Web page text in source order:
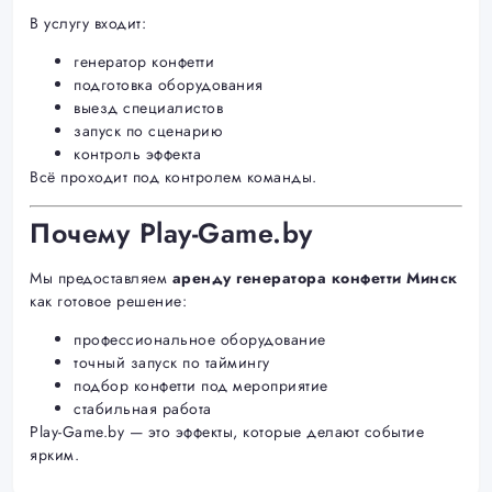
В услугу входит:
генератор конфетти
подготовка оборудования
выезд специалистов
запуск по сценарию
контроль эффекта
Всё проходит под контролем команды.
Почему Play-Game.by
Мы предоставляем аренду генератора конфетти Минск
как готовое решение:
профессиональное оборудование
точный запуск по таймингу
подбор конфетти под мероприятие
стабильная работа
Play-Game.by — это эффекты, которые делают событие
ярким.